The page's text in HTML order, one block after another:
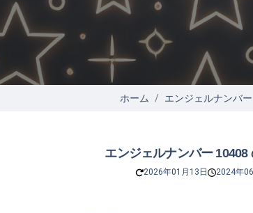
ホーム エンジェルナンバー
エンジェルナンバー 10408
2026年01月13日 2024年